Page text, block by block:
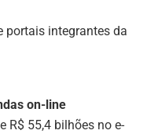
portais integrantes da
on-line
R$ 55,4 bilhões no e-